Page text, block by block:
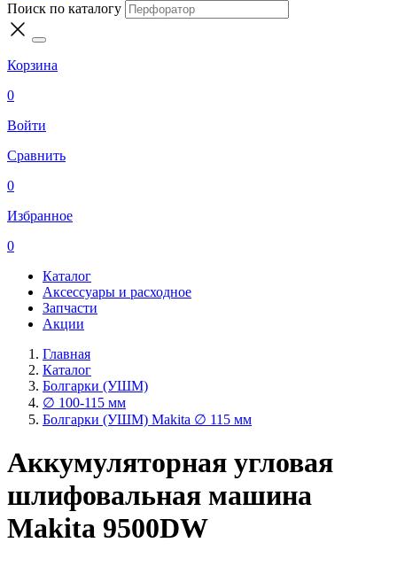
Поиск по каталогу
Корзина
0
Войти
Сравнить
0
Избранное
0
Каталог
Аксессуары и расходное
Запчасти
Акции
Главная
Каталог
Болгарки (УШМ)
∅ 100-115 мм
Болгарки (УШМ) Makita ∅ 115 мм
Аккумуляторная угловая
шлифовальная машина
Makita 9500DW